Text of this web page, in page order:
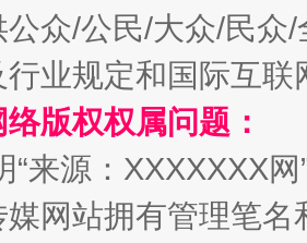
工荒背后
公众/公民/大众/民
业规定和国际互
版权权属问题：
“来源：XXXXXXX
媒网站拥有管理笔